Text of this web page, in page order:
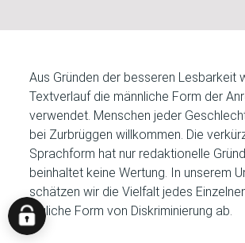
Tel+49 2303 208 208
E-Mail
Aus Gründen der besseren Lesbarkeit
Textverlauf die männliche Form der
verwendet. Menschen jeder
bei Zurbrüggen willkommen. Die
Sprachform hat nur redaktionelle
beinhaltet keine Wertung. In unserem
schätzen wir die Vielfalt jedes
jegliche Form von Diskriminierung ab.